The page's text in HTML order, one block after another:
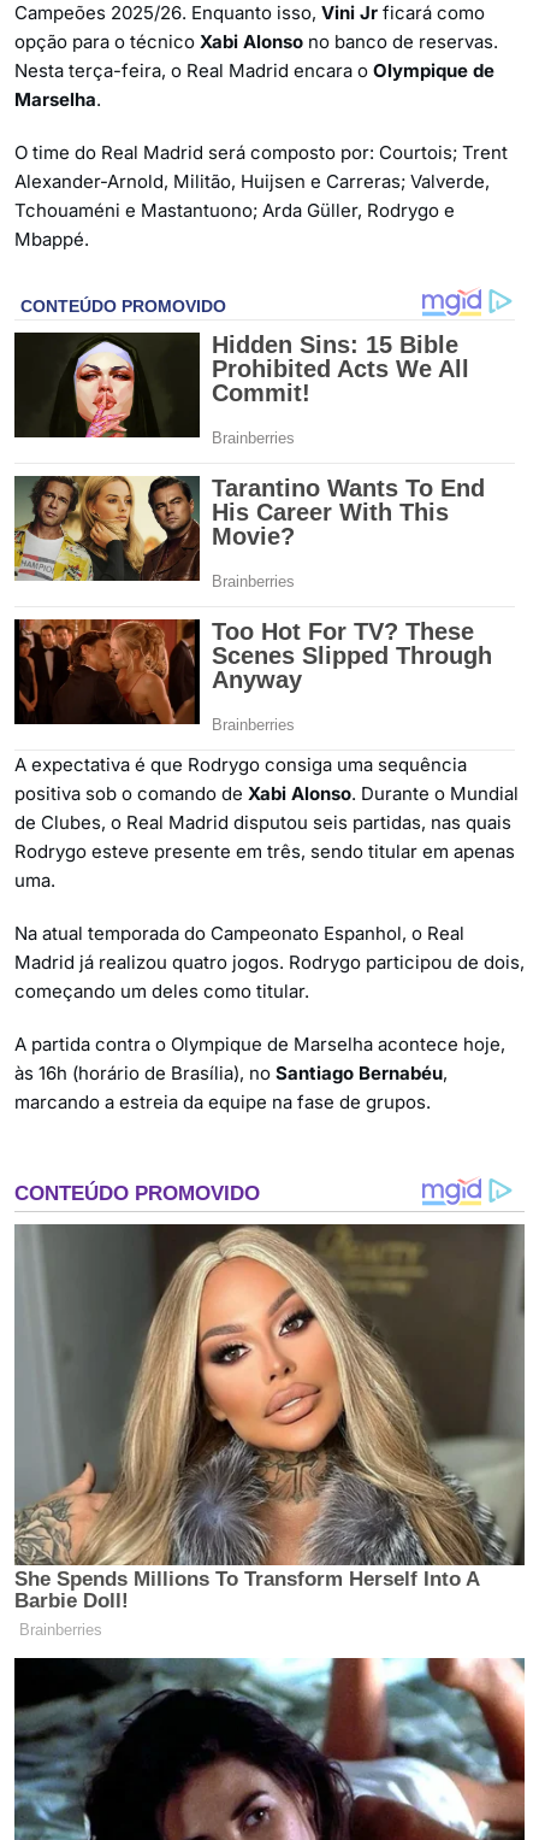
Campeões 2025/26. Enquanto isso, Vini Jr ficará como
opção para o técnico Xabi Alonso no banco de reservas.
Nesta terça-feira, o Real Madrid encara o Olympique de
Marselha.
O time do Real Madrid será composto por: Courtois; Trent
Alexander-Arnold, Militão, Huijsen e Carreras; Valverde,
Tchouaméni e Mastantuono; Arda Güller, Rodrygo e
Mbappé.
A expectativa é que Rodrygo consiga uma sequência
positiva sob o comando de Xabi Alonso. Durante o Mundial
de Clubes, o Real Madrid disputou seis partidas, nas quais
Rodrygo esteve presente em três, sendo titular em apenas
uma.
Na atual temporada do Campeonato Espanhol, o Real
Madrid já realizou quatro jogos. Rodrygo participou de dois,
começando um deles como titular.
A partida contra o Olympique de Marselha acontece hoje,
às 16h (horário de Brasília), no Santiago Bernabéu,
marcando a estreia da equipe na fase de grupos.